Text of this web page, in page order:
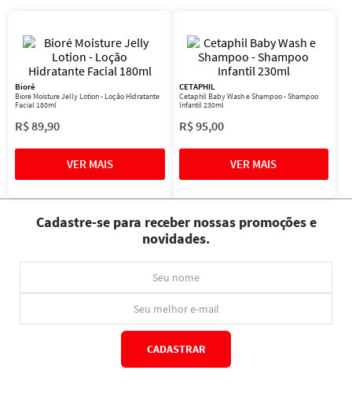
Bioré
Bioré Moisture Jelly Lotion - Loção Hidratante
Facial 180ml
R$89,90
CETAPHIL
Cetaphil Baby Wash e Shampoo - Shampoo
Infantil 230ml
R$95,00
Cadastre-se para receber nossas promoções e
novidades.
CADASTRAR